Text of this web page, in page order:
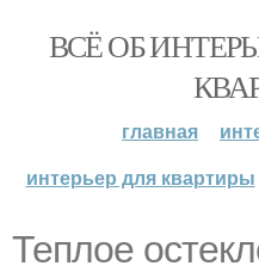
ВСЁ ОБ
главная
интерьер для квартиры
Теплое